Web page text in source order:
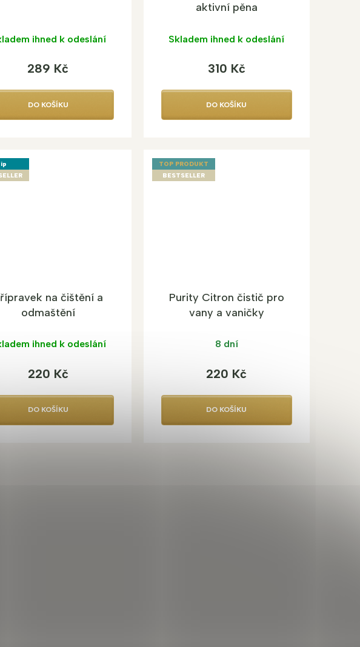
ihned k odeslání
289 Kč
DO KOŠÍKU
aktivní pěna
Skladem ihned k odeslání
310 Kč
DO KOŠÍKU
na čištění a
odmaštění
ihned k odeslání
220 Kč
DO KOŠÍKU
TOP PRODUKT
BESTSELLER
Purity Citron čistič pro
vany a vaničky
8 dní
220 Kč
DO KOŠÍKU